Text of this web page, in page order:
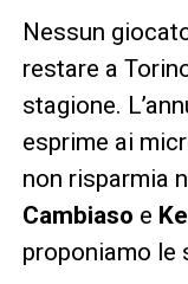
Nessun
restare a
stagione.
esprime ai
non risparmia
Cambiaso e
proponiamo le